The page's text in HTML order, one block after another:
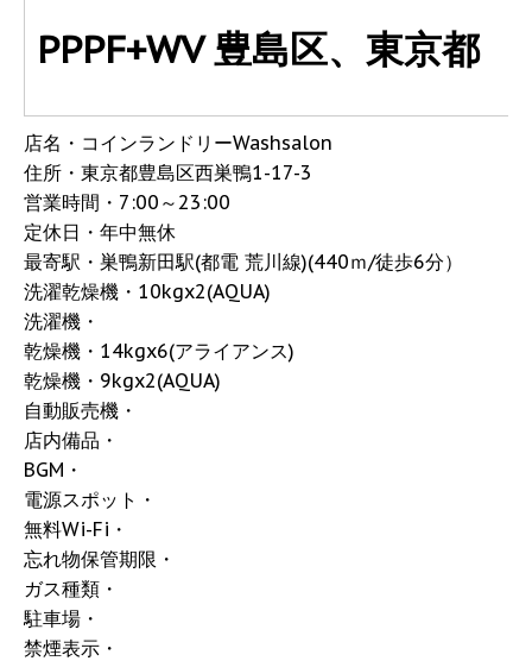
PPPF+WV 豊島区、東京都
店名・コインランドリーWashsalon
住所・東京都豊島区西巣鴨1-17-3
営業時間・7:00～23:00
定休日・年中無休
最寄駅・巣鴨新田駅(都電 荒川線)(440ｍ/徒歩6分）
洗濯乾燥機・10kgx2(AQUA)
洗濯機・
乾燥機・14kgx6(アライアンス)
乾燥機・9kgx2(AQUA)
自動販売機・
店内備品・
BGM・
電源スポット・
無料Wi-Fi・
忘れ物保管期限・
ガス種類・
駐車場・
禁煙表示・